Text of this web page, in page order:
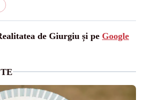
de Giurgiu și pe Google